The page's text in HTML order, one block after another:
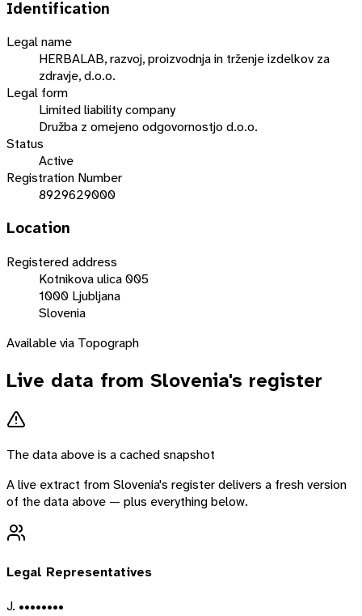
Identification
Legal name
HERBALAB, razvoj, proizvodnja in trženje izdelkov za
zdravje, d.o.o.
Legal form
Limited liability company
Družba z omejeno odgovornostjo d.o.o.
Status
Active
Registration Number
8929629000
Location
Registered address
Kotnikova ulica 005
1000 Ljubljana
Slovenia
Available via Topograph
Live data from Slovenia's register
The data above is a cached snapshot
A live extract fromSlovenia's register delivers a fresh version
of the data above — plus everything below.
Legal Representatives
J. ••••••••